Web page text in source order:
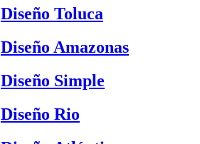
Diseño Toluca
Diseño Amazonas
Diseño Simple
Diseño Rio